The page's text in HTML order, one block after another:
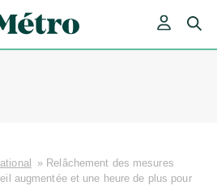
» Relâchement des mesures
augmentée et une heure de plus pour